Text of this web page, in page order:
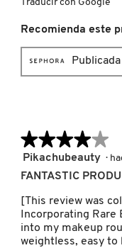
NUXE
OLAPLEX
ONE SIZE
OUAI HAIRCARE
Traducir con Google
Recomienda este
★★★★★
★★★★★
4
de
estrellas.
Pikachubeauty ·
FANTASTIC
[This review was
Incorporating Rare
into my makeup
weightless, easy